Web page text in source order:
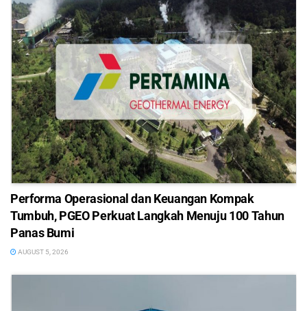
Performa Operasional dan Keuangan Kompak
Tumbuh, PGEO Perkuat Langkah Menuju 100 Tahun
Panas Bumi
AUGUST 5, 2026